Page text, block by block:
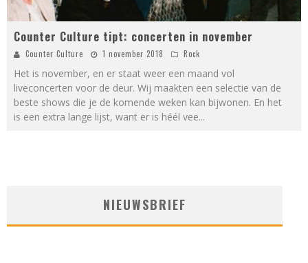
Counter Culture tipt: concerten in november
Counter Culture 1 november 2018 Rock
Het is november, en er staat weer een maand vol
liveconcerten voor de deur. Wij maakten een selectie van de
beste shows die je de komende weken kan bijwonen. En het
is een extra lange lijst, want er is héél vee...
NIEUWSBRIEF